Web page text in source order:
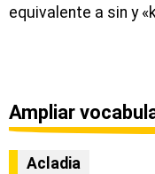
equivalente a sin y
Ampliar
Acladia